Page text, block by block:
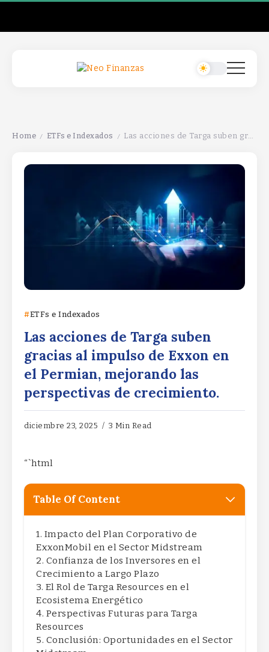
Home / ETFs e Indexados / Las acciones de Targa suben gracias al impulso de Exxon en el Permian, mejorando las perspectivas de crecimiento.
ETFs e Indexados
Las acciones de Targa suben
gracias al impulso de Exxon en
el Permian, mejorando las
perspectivas de crecimiento.
diciembre 23, 2025 3 Min Read
“`html
Table Of Content
Impacto del Plan Corporativo de
ExxonMobil en el Sector Midstream
Confianza de los Inversores en el
Crecimiento a Largo Plazo
El Rol de Targa Resources en el
Ecosistema Energético
Perspectivas Futuras para Targa
Resources
Conclusión: Oportunidades en el Sector